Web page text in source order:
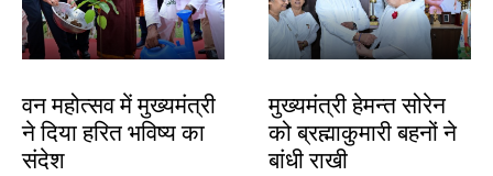
वन महोत्सव में मुख्यमंत्री
ने दिया हरित भविष्य का
संदेश
मुख्यमंत्री हेमन्त सोरेन
को ब्रह्माकुमारी बहनों ने
बांधी राखी